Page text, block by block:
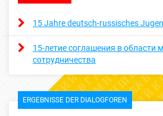
15 Jahre deutsch-russisches
15-летие соглашения в области
сотрудничества
ERGEBNISSE DER DIALOGFOREN